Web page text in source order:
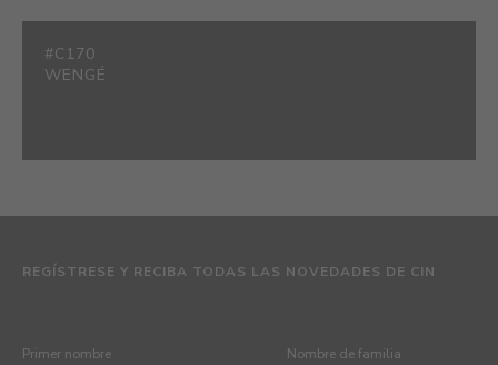
#C170
WENGÉ
REGÍSTRESE Y RECIBA TODAS LAS NOVEDADES DE CIN